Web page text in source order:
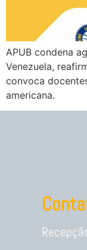
APUB condena
Venezuela,
convoca
americana.